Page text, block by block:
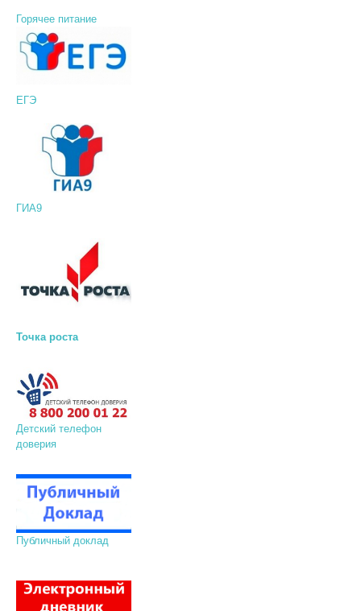
Горячее питание
ЕГЭ
ГИА9
Точка роста
Детский телефон
доверия
Публичный доклад